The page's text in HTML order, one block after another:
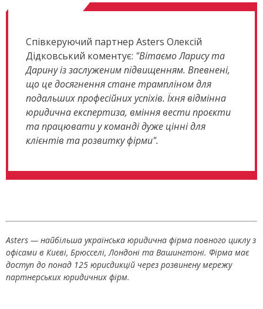
Співкеруючий партнер Asters Олексій
Дідковський коментує: "Вітаємо Ларису та
Дарину із заслуженим підвищенням. Впевнені,
що це досягнення стане трампліном для
подальших професійних успіхів. Їхня відмінна
юридична експертиза, вміння вести проєкти
та працювати у команді дуже цінні для
клієнтів та розвитку фірми".
Asters — найбільша українська юридична фірма повного циклу з
офісами в Києві, Брюсселі, Лондоні та Вашингтоні. Фірма має
доступ до понад 125 юрисдикцій через розвинену мережу
партнерських юридичних фірм.